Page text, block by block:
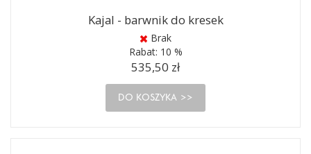
Kajal - barwnik do kresek
Brak
Rabat: 10 %
535,50 zł
DO KOSZYKA